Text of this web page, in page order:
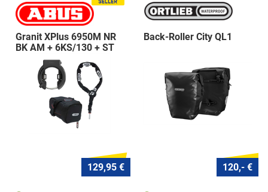
Granit XPlus 6950M NR
BK AM + 6KS/130 + ST
129,95 €
Back-Roller City QL1
120,- €